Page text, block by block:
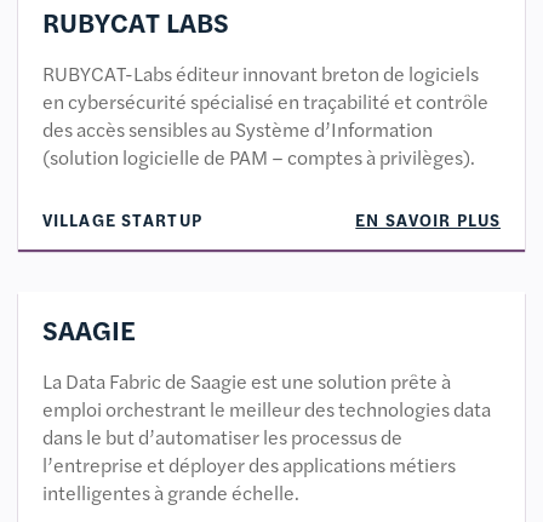
RUBYCAT LABS
RUBYCAT-Labs éditeur innovant breton de logiciels
en cybersécurité spécialisé en traçabilité et contrôle
des accès sensibles au Système d’Information
(solution logicielle de PAM – comptes à privilèges).
VILLAGE STARTUP EN SAVOIR PLUS
SAAGIE
La Data Fabric de Saagie est une solution prête à
emploi orchestrant le meilleur des technologies data
dans le but d’automatiser les processus de
l’entreprise et déployer des applications métiers
intelligentes à grande échelle.